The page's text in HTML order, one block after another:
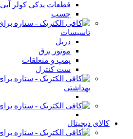
قطعات یدکی کولر آبی
چسب
تاسیسات
دریل
موتور برق
پمپ و متعلقات
ست کنترل
بهداشتی
کالای دیجیتال